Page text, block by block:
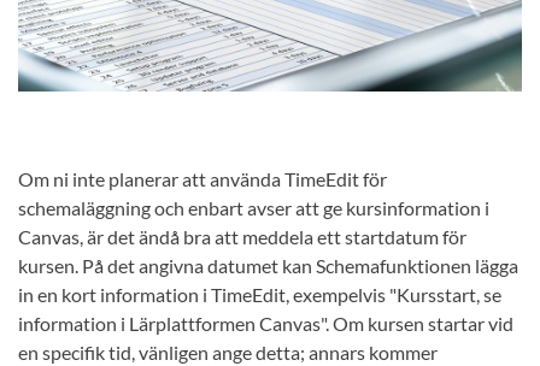
Om ni inte planerar att använda TimeEdit för
schemaläggning och enbart avser att ge kursinformation i
Canvas, är det ändå bra att meddela ett startdatum för
kursen. På det angivna datumet kan Schemafunktionen lägga
in en kort information i TimeEdit, exempelvis "Kursstart, se
information i Lärplattformen Canvas". Om kursen startar vid
en specifik tid, vänligen ange detta; annars kommer